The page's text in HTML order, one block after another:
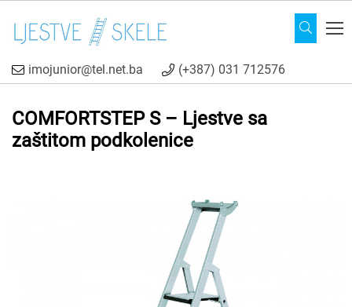
imojunior@tel.net.ba (+387) 031 712576
COMFORTSTEP S – Ljestve sa
zaštitom podkolenice